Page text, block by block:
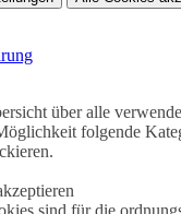
über alle
folgende
sind für die